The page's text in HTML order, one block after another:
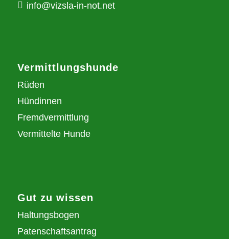
info@vizsla-in-not.net
Vermittlungshunde
Rüden
Hündinnen
Fremdvermittlung
Vermittelte Hunde
Gut zu wissen
Haltungsbogen
Patenschaftsantrag